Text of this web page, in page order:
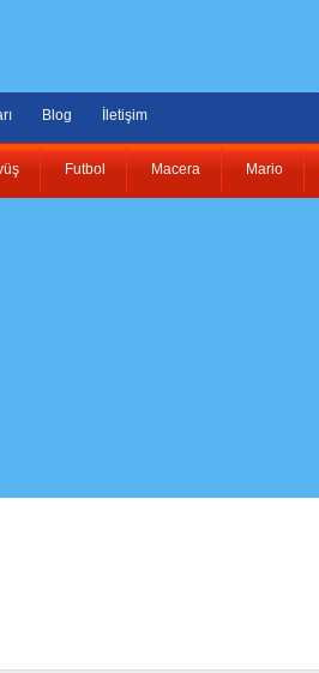
Blog İletişim
Futbol Macera Mario